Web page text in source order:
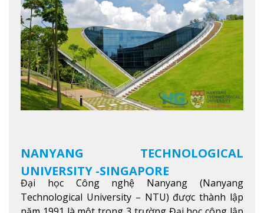
kỹ năng, kiến thức và năng lực của sinh viên và các
đối tác của trườngXem thêm
NANYANG TECHNOLOGICAL
UNIVERSITY -SINGAPORE
Đại học Công nghệ Nanyang (Nanyang
Technological University – NTU) được thành lập